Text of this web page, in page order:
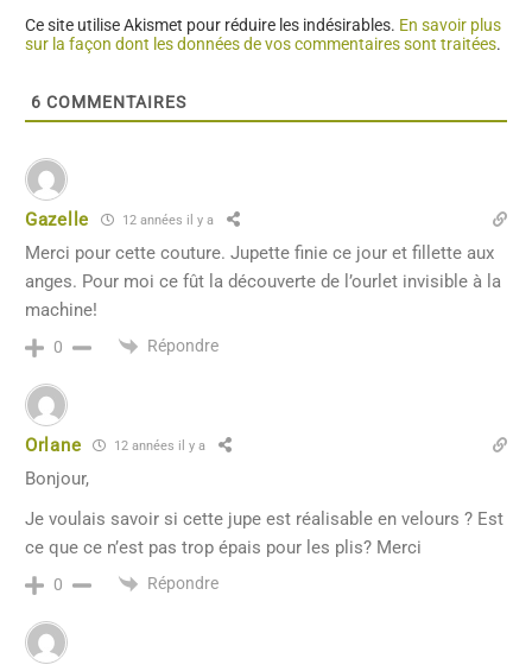
Ce site utilise Akismet pour réduire les indésirables. En savoir plus
sur la façon dont les données de vos commentaires sont traitées.
6 COMMENTAIRES
Gazelle 12 années il y a
Merci pour cette couture. Jupette finie ce jour et fillette aux
anges. Pour moi ce fût la découverte de l’ourlet invisible à la
machine!
0 Répondre
Orlane 12 années il y a
Bonjour,
Je voulais savoir si cette jupe est réalisable en velours ? Est
ce que ce n’est pas trop épais pour les plis? Merci
0 Répondre